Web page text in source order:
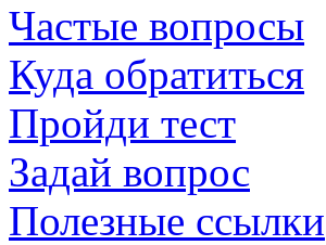
Частые вопросы
Куда обратиться
Пройди тест
Задай вопрос
Полезные ссылки